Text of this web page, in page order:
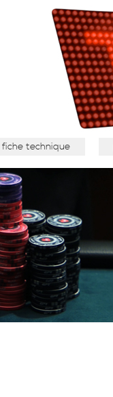
fiche technique